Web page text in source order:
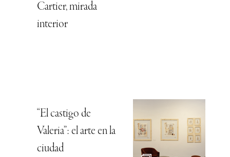
Cartier, mirada
interior
“El castigo de
Valeria”: el arte en la
ciudad